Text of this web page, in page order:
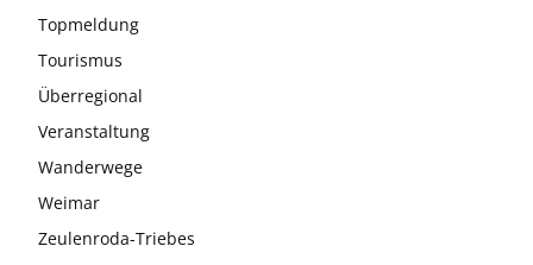
Topmeldung
Tourismus
Überregional
Veranstaltung
Wanderwege
Weimar
Zeulenroda-Triebes